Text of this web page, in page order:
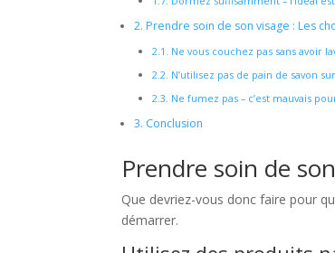
2. Prendre soin de son visage : Les
2.1. Ne vous couchez pas sans avoir
2.2. N’utilisez pas de pain de savon
2.3. Ne fumez pas – c’est mauvais
3. Conclusion
Prendre soin de
Que devriez-vous donc faire pour
démarrer.